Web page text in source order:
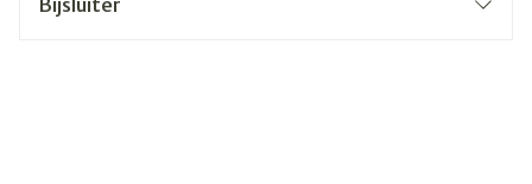
Bijsluiter